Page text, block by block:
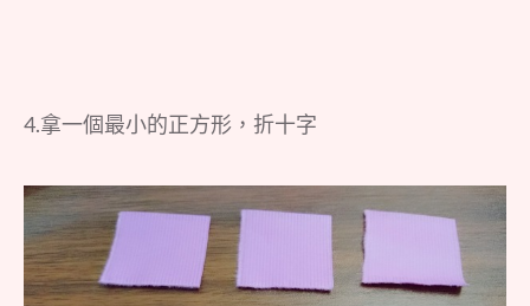
4.拿一個最小的正方形，折十字